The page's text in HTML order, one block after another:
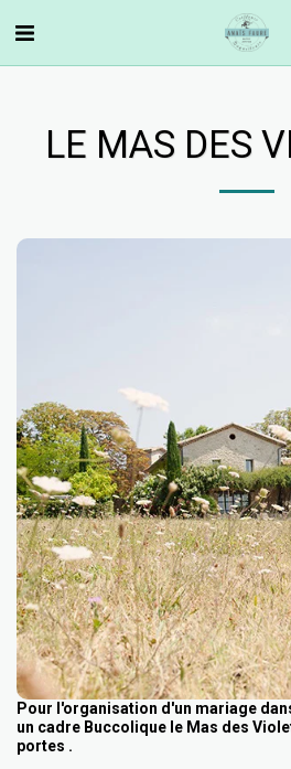
LE MAS DES
Pour l'organisation d'un mariage
un cadre Buccolique le Mas des
portes .